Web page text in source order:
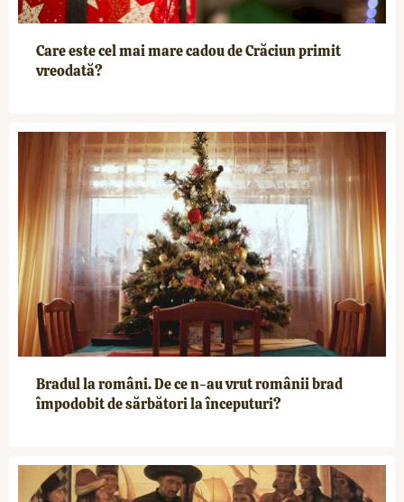
Care este cel mai mare cadou de Crăciun primit
vreodată?
Bradul la români. De ce n-au vrut românii brad
împodobit de sărbători la începuturi?